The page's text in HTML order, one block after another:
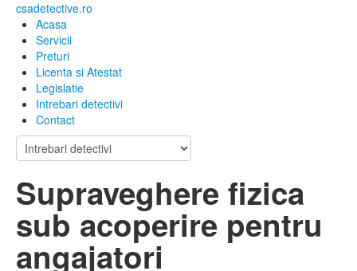
csadetective.ro
Acasa
Servicii
Preturi
Licenta si Atestat
Legislatie
Intrebari detectivi
Contact
Supraveghere fizica
sub acoperire pentru
angajatori